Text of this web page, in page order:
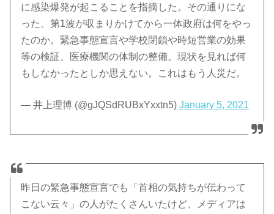
に感染爆発が起こることを指摘した。その通りにな
った。第1波が収まりかけてから一体政府は何をやっ
たのか。緊急事態宣言や学校閉鎖や時短営業の効果
等の検証、医療機関の体制の整備。現状を見れば何
もしなかったとしか思えない。これはもう人災だ。
— 井上理博 (@gJQSdRUBxYxxtn5)January 5, 2021
昨日の緊急事態宣言でも「首相の気持ちが伝わって
こない云々」の人がたくさんいたけど、メディアは